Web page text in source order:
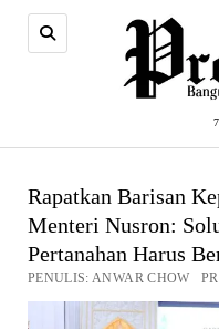
Rapatkan Barisan
Menteri Nusron:
Pertanahan Harus
PENULIS: ANWAR CHOW